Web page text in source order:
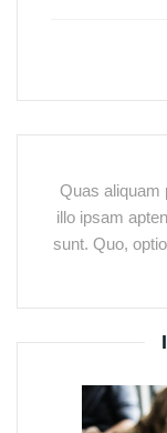
Quas aliquam
illo ipsam
sunt. Quo,